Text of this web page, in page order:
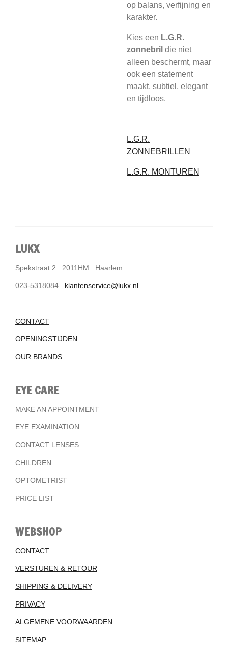
op balans, verfijning en
karakter.
Kies een L.G.R.
zonnebril die niet
alleen beschermt, maar
ook een statement
maakt, subtiel, elegant
en tijdloos.
L.G.R.
ZONNEBRILLEN
L.G.R. MONTUREN
LUKX
Spekstraat 2 . 2011HM . Haarlem
023-5318084 . klantenservice@lukx.nl
CONTACT
OPENINGSTIJDEN
OUR BRANDS
EYE CARE
MAKE AN APPOINTMENT
EYE EXAMINATION
CONTACT LENSES
CHILDREN
OPTOMETRIST
PRICE LIST
WEBSHOP
CONTACT
VERSTUREN & RETOUR
SHIPPING & DELIVERY
PRIVACY
ALGEMENE VOORWAARDEN
SITEMAP